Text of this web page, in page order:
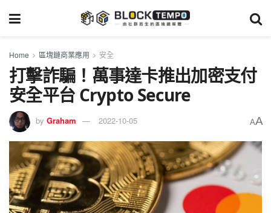
Home 區塊鏈商業應用 安全
打擊詐騙！萬事達卡推出加密支付
安全平台 Crypto Secure
by Graham 2022-10-05 AA